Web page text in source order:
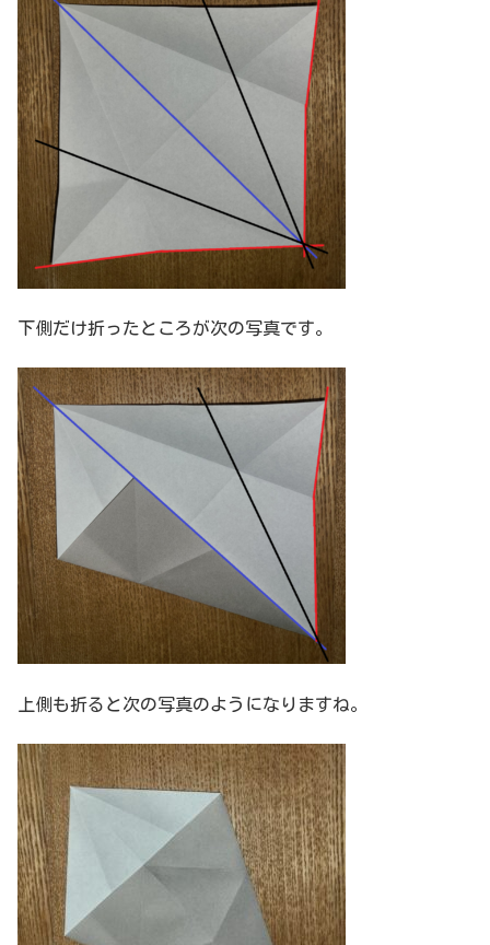
下側だけ折ったところが次の写真です。
上側も折ると次の写真のようになりますね。